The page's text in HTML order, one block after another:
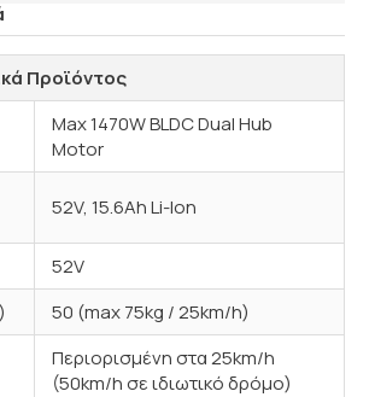
Προϊόντος
Max 1470W BLDC Dual Hub
Motor
52V, 15.6Ah Li-Ion
52V
50 (max 75kg / 25km/h)
Περιορισμένη στα 25km/h
(50km/h σε ιδιωτικό δρόμο)